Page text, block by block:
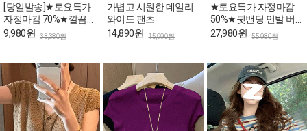
[당일발송]★토요특가
자정마감 70%★깔끔한
핀턱라인 민소매 롱 원
9,980원 33,380원
가볍고 시원한 데일리
와이드 팬츠
14,890원 15,990원
★토요특가 자정마감
50%★뒷밴딩 언발 버
튼 와이드 코튼 팬츠
27,980원 55,980원